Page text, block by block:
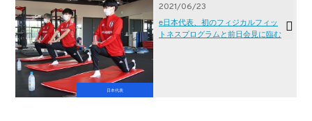
日本代表
2021/06/23
e日本代表、初のフィジカルフィッ
トネスプログラムと前日会見に臨む